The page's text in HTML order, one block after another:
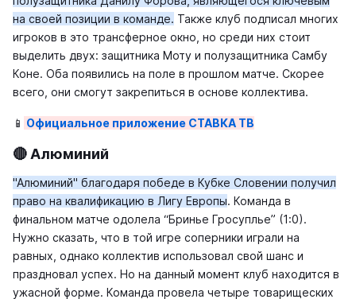
на своей позиции в команде. Также клуб подписал многих
игроков в это трансферное окно, но среди них стоит
выделить двух: защитника Моту и полузащитника Самбу
Коне. Оба появились на поле в прошлом матче. Скорее
всего, они смогут закрепиться в основе коллектива.
📱 Официальное приложение СТАВКА ТВ
🔴 Алюминий
"Алюминий" благодаря победе в Кубке Словении получил
право на квалификацию в Лигу Европы. Команда в
финальном матче одолела “Бринье Гросуплье” (1:0).
Нужно сказать, что в той игре соперники играли на
равных, однако коллектив использовал свой шанс и
праздновал успех. Но на данный момент клуб находится в
ужасной форме. Команда провела четыре товарищеских